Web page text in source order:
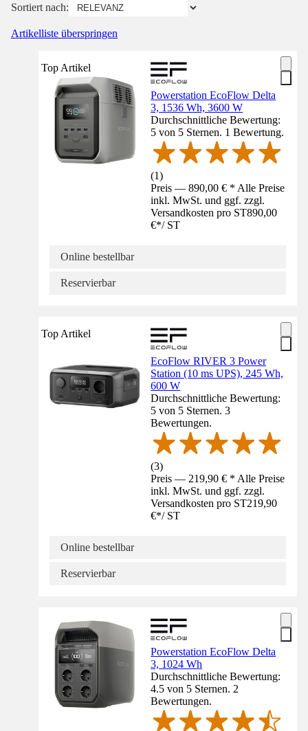
Sortiert nach:
Artikelliste überspringen
Top Artikel
Powerstation EcoFlow Delta
3, 1536 Wh, 3600 W
Durchschnittliche Bewertung:
5 von 5 Sternen. 1 Bewertung.
(1)
Preis — 890,00 € * Alle Preise
inkl. MwSt. und ggf. zzgl.
Versandkosten pro ST890,00
€*/ ST
Online bestellbar
Reservierbar
Top Artikel
EcoFlow RIVER 3 Power
Station (10 ms UPS), 245 Wh,
600 W
Durchschnittliche Bewertung:
5 von 5 Sternen. 3
Bewertungen.
(3)
Preis — 219,90 € * Alle Preise
inkl. MwSt. und ggf. zzgl.
Versandkosten pro ST219,90
€*/ ST
Online bestellbar
Reservierbar
Powerstation EcoFlow Delta
3, 1024 Wh
Durchschnittliche Bewertung:
4.5 von 5 Sternen. 2
Bewertungen.